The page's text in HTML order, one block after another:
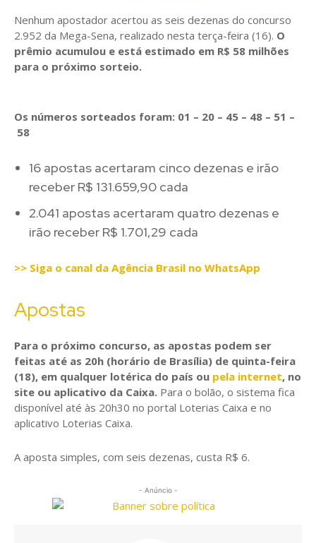
Nenhum apostador acertou as seis dezenas do concurso
2.952 da Mega-Sena, realizado nesta terça-feira (16). O
prêmio acumulou e está estimado em R$ 58 milhões
para o próximo sorteio.
Os números sorteados foram: 01 – 20 – 45 – 48 – 51 –
58
16 apostas acertaram cinco dezenas e irão
receber R$ 131.659,90 cada
2.041 apostas acertaram quatro dezenas e
irão receber R$ 1.701,29 cada
>> Siga o canal da Agência Brasil no WhatsApp
Apostas
Para o próximo concurso, as apostas podem ser
feitas até as 20h (horário de Brasília) de quinta-feira
(18), em qualquer lotérica do país ou pela internet, no
site ou aplicativo da Caixa. Para o bolão, o sistema fica
disponível até às 20h30 no portal Loterias Caixa e no
aplicativo Loterias Caixa.
A aposta simples, com seis dezenas, custa R$ 6.
- Anúncio -